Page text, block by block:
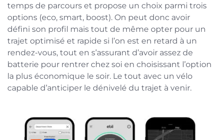
temps de parcours et propose un choix parmi trois
options (eco, smart, boost). On peut donc avoir
défini son profil mais tout de même opter pour un
trajet optimisé et rapide si l’on est en retard à un
rendez-vous, tout en s’assurant d’avoir assez de
batterie pour rentrer chez soi en choisissant l’option
la plus économique le soir. Le tout avec un vélo
capable d’anticiper le dénivelé du trajet à venir.